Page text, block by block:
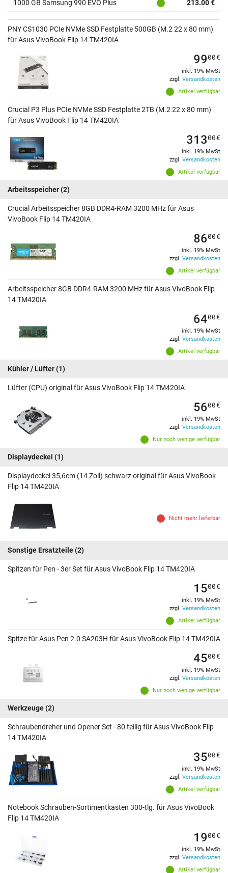
1000 GB Samsung 990 EVO Plus 213.00 €
PNY CS1030 PCIe NVMe SSD Festplatte 500GB (M.2 22 x 80 mm)
für Asus VivoBook Flip 14 TM420IA
Artikel verfügbar
9900€
inkl. 19% MwSt
zzgl. Versandkosten
Crucial P3 Plus PCIe NVMe SSD Festplatte 2TB (M.2 22 x 80 mm)
für Asus VivoBook Flip 14 TM420IA
Artikel verfügbar
31300€
inkl. 19% MwSt
zzgl. Versandkosten
Arbeitsspeicher(2)
Crucial Arbeitsspeicher 8GB DDR4-RAM 3200 MHz für Asus
VivoBook Flip 14 TM420IA
Artikel verfügbar
8600€
inkl. 19% MwSt
zzgl. Versandkosten
Arbeitsspeicher 8GB DDR4-RAM 3200 MHz für Asus VivoBook Flip
14 TM420IA
Artikel verfügbar
6400€
inkl. 19% MwSt
zzgl. Versandkosten
Kühler / Lüfter(1)
Lüfter (CPU) original für Asus VivoBook Flip 14 TM420IA
Nur noch wenige verfügbar
5600€
inkl. 19% MwSt
zzgl. Versandkosten
Displaydeckel (1)
Displaydeckel 35,6cm (14 Zoll) schwarz original für Asus VivoBook
Flip 14 TM420IA
Nicht mehr lieferbar
Sonstige Ersatzteile(2)
Spitzen für Pen - 3er Set für Asus VivoBook Flip 14 TM420IA
Artikel verfügbar
1500€
inkl. 19% MwSt
zzgl. Versandkosten
Spitze für Asus Pen 2.0 SA203H für Asus VivoBook Flip 14 TM420IA
Nur noch wenige verfügbar
4500€
inkl. 19% MwSt
zzgl. Versandkosten
Werkzeuge(2)
Schraubendreher und Opener Set - 80 teilig für Asus VivoBook Flip
14 TM420IA
Artikel verfügbar
3500€
inkl. 19% MwSt
zzgl. Versandkosten
Notebook Schrauben-Sortimentkasten 300-tlg. für Asus VivoBook
Flip 14 TM420IA
Artikel verfügbar
1900€
inkl. 19% MwSt
zzgl. Versandkosten